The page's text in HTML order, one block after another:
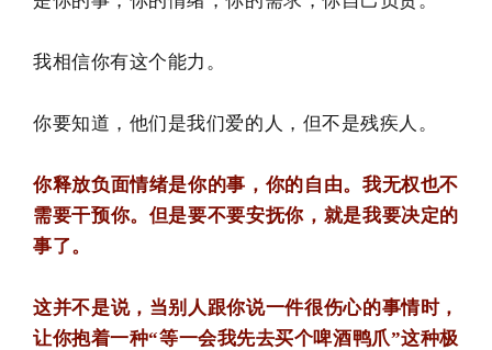
我相信你有这个能力。
你要知道，他们是我们爱的人，但不是残疾人。
你释放负面情绪是你的事，你的自由。我无权也不
需要干预你。但是要不要安抚你，就是我要决定的
事了。
这并不是说，当别人跟你说一件很伤心的事情时，
让你抱着一种“等一会我先去买个啤酒鸭爪”这种极